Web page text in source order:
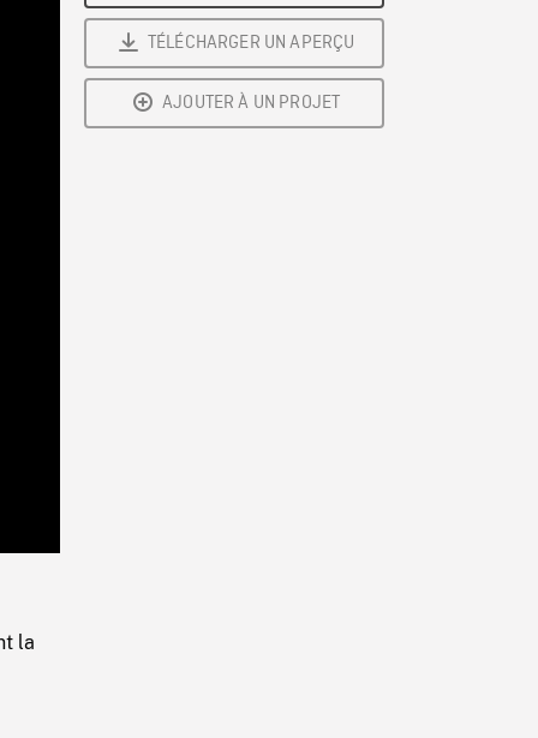
Rate
la
TÉLÉCHARGER UN APERÇU
AJOUTER À UN PROJET